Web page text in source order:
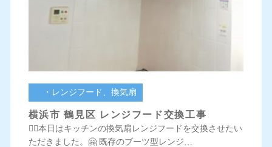
・レンジフード、換気扇
横浜市 鶴見区 レンジフード交換工事
💁‍♀️本日はキッチンの換気扇レンジフードを交換させたい
ただきました。🤗 既存のブーツ型レンジ…